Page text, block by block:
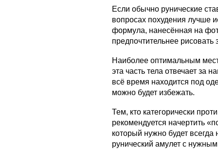
Если обычно рунические
вопросах похудения лучше
формула, нанесённая на
предпочтительнее
Наиболее оптимальным
эта часть тела отвечает за
всё время находится под
можно будет избежать.
Тем, кто категорически
рекомендуется начертить
который нужно будет
рунический амулет с